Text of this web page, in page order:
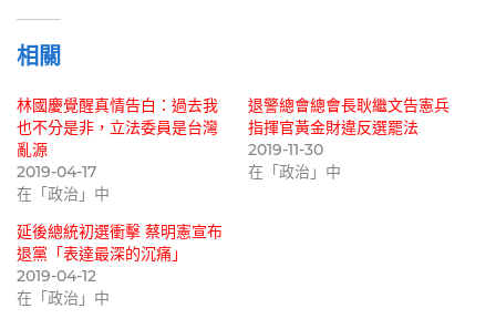
相關
林國慶覺醒真情告白：過去我
也不分是非，立法委員是台灣
亂源
2019-04-17
在「政治」中
退警總會總會長耿繼文告憲兵
指揮官黃金財違反選罷法
2019-11-30
在「政治」中
延後總統初選衝擊 蔡明憲宣布
退黨「表達最深的沉痛」
2019-04-12
在「政治」中